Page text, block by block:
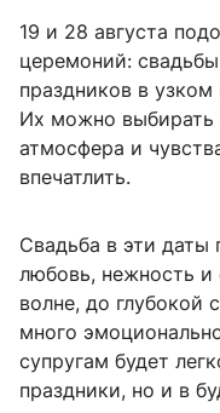
19 и 28 августа
церемоний:
праздников в
Их можно
атмосфера и
впечатлить.
Свадьба в эти
любовь, нежность
волне, до глубокой
много
супругам будет
праздники, но и в